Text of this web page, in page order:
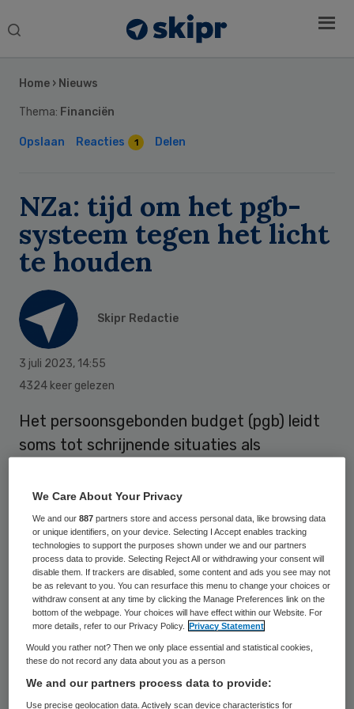
Search
Home › Nieuws
Thema: Financiën
Opslaan Reacties 1 Delen
NZa: tijd om het pgb-
systeem tegen het licht
te houden
Skipr Redactie
3 juli 2023, 14:55
4324 keer gelezen
Het persoonsgebonden budget (pgb) leidt
soms tot schrijnende situaties als
onterecht veel declareren. Daarom is het
tijd om het systeem van pgb’s tegen het
licht te houden en te verbeteren, vindt de
Nederlandse Zorgautoriteit (NZa).
De toezichthouder pleit onder meer voor
hogere drempels voor pgb-zorgaanbieders
zodat frauderende aanbieders deze zorg
niet zomaar kunnen aanbieden. “Het is op
Sidebar
We Care About Your Privacy
We and our887 partners store and access personal data, like browsing data
or unique identifiers, on your device. Selecting I Accept enables tracking
technologies to support the purposes shown under we and our partners
process data to provide. Selecting Reject All or withdrawing your consent will
disable them. If trackers are disabled, some content and ads you see may not
be as relevant to you. You can resurface this menu to change your choices or
withdraw consent at any time by clicking the Manage Preferences link on the
bottom of the webpage. Your choices will have effect within our Website. For
more details, refer to our Privacy Policy.
Privacy Statement
Would you rather not? Then we only place essential and statistical cookies,
these do not record any data about you as a person
We and our partners process data to provide:
Use precise geolocation data. Actively scan device characteristics for